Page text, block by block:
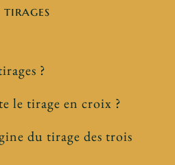
tirages
?
le tirage en croix ?
du tirage des trois